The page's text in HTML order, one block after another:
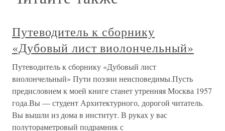
Путеводитель к сборнику
«Дубовый лист виолончельный»
Путеводитель к сборнику «Дубовый лист
виолончельный» Пути поэзии неисповедимы.Пусть
предисловием к моей книге станет утренняя Москва 1957
года.Вы — студент Архитектурного, дорогой читатель.
Вы вышли из дома в институт. В руках у вас
полутораметровый подрамник с